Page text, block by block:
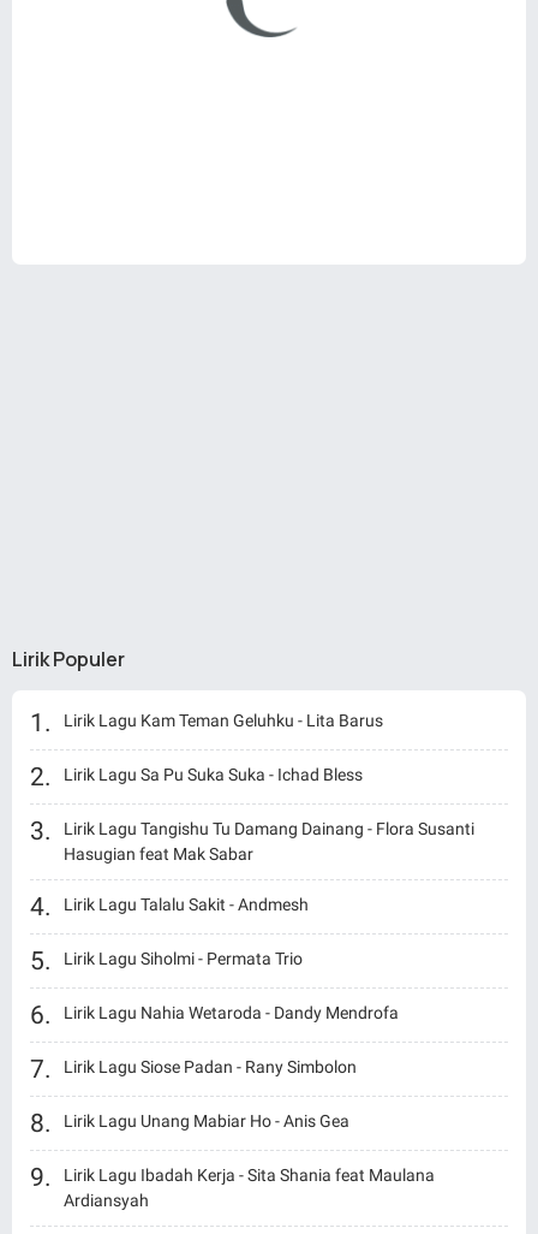
Lirik Populer
Lirik Lagu Kam Teman Geluhku - Lita Barus
Lirik Lagu Sa Pu Suka Suka - Ichad Bless
Lirik Lagu Tangishu Tu Damang Dainang - Flora Susanti
Hasugian feat Mak Sabar
Lirik Lagu Talalu Sakit - Andmesh
Lirik Lagu Siholmi - Permata Trio
Lirik Lagu Nahia Wetaroda - Dandy Mendrofa
Lirik Lagu Siose Padan - Rany Simbolon
Lirik Lagu Unang Mabiar Ho - Anis Gea
Lirik Lagu Ibadah Kerja - Sita Shania feat Maulana
Ardiansyah